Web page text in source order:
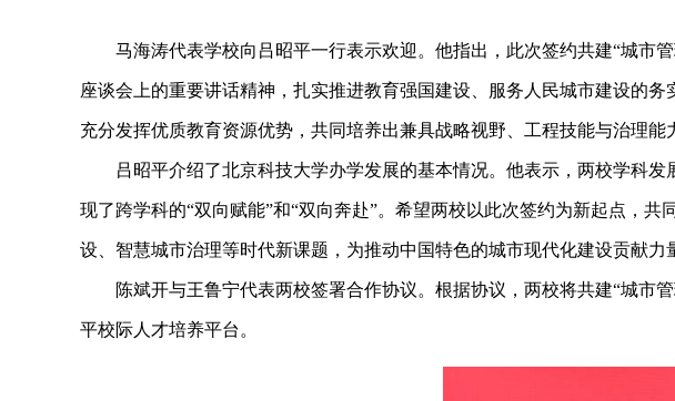
马海涛代表学校向吕昭平一行表示欢迎。他指出，此次签约共建“城市
座谈会上的重要讲话精神，扎实推进教育强国建设、服务人民城市建设的
充分发挥优质教育资源优势，共同培养出兼具战略视野、工程技能与治理
吕昭平介绍了北京科技大学办学发展的基本情况。他表示，两校学科
现了跨学科的“双向赋能”和“双向奔赴”。希望两校以此次签约为新起点，
设、智慧城市治理等时代新课题，为推动中国特色的城市现代化建设贡献力
陈斌开与王鲁宁代表两校签署合作协议。根据协议，两校将共建“城市
平校际人才培养平台。